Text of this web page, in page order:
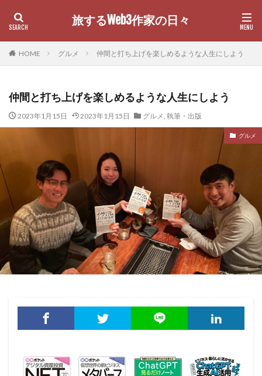
旅するWeb3作家の日々
HOME グルメ 仲間と打ち上げを楽しめるような人生にしよう
仲間と打ち上げを楽しめるような人生にしよう
2023年1月15日 2023年1月15日 グルメ, 執筆・出版
グルメ
検索